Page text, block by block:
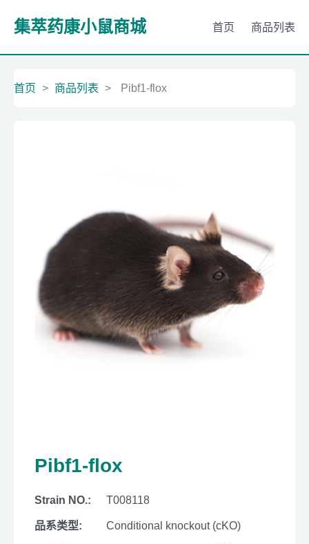
集萃药康小鼠商城 首页 商品列表
首页 > 商品列表 > Pibf1-flox
Pibf1-flox
Strain NO.: T008118
品系类型: Conditional knockout (cKO)